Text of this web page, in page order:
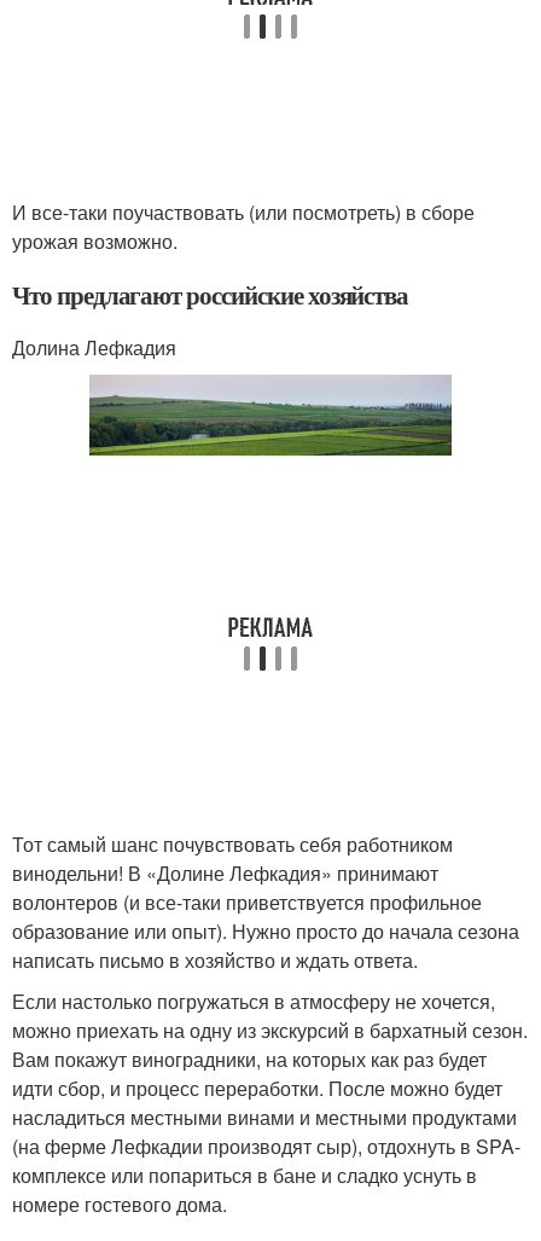
И все-таки поучаствовать (или посмотреть) в сборе
урожая возможно.
Что предлагают российские хозяйства
Долина Лефкадия
Тот самый шанс почувствовать себя работником
винодельни! В «Долине Лефкадия» принимают
волонтеров (и все-таки приветствуется профильное
образование или опыт). Нужно просто до начала сезона
написать письмо в хозяйство и ждать ответа.
Если настолько погружаться в атмосферу не хочется,
можно приехать на одну из экскурсий в бархатный сезон.
Вам покажут виноградники, на которых как раз будет
идти сбор, и процесс переработки. После можно будет
насладиться местными винами и местными продуктами
(на ферме Лефкадии производят сыр), отдохнуть в SPA-
комплексе или попариться в бане и сладко уснуть в
номере гостевого дома.